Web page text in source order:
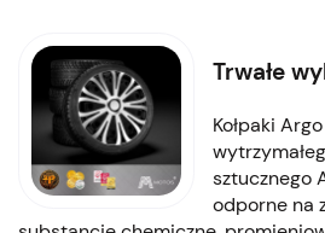
Trwałe
Kołpaki
sztucznego
odporne na